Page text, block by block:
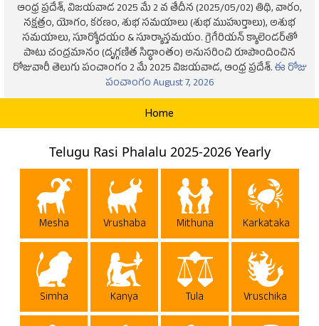
ఆంధ్ర ప్రదేశ్, విజయవాడ 2025 మే 2 వ తేదీన (2025/05/02) తిథి, వారం,
నక్షత్రం, యోగం, కరణం, శుభ సమయాలు (శుభ ముహుర్తాలు), అశుభ
సమయాలు, సూర్యోదయం & సూర్యాస్తమయం. గ్రెగేరియన్ క్యాలెండర్‌తో
పాటు చంద్రమానం (దృగ్గణిత సిద్ధాంతం) అనుసరించి రూపొందించిన
రోజువారీ తెలుగు పంచాంగం 2 మే 2025 విజయవాడ, ఆంధ్ర ప్రదేశ్.ఈ రోజు
పంచాంగం August 7, 2026
Home
Telugu Rasi Phalalu 2025-2026 Yearly
Mesha Vrushaba Mithuna Karkataka
Simha Kanya Tula Vruschika